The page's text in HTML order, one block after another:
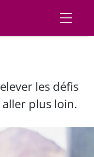
les défis
plus loin.